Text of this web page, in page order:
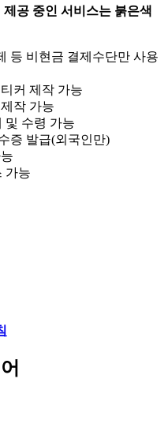
공 중인 서비스는 붉은색
등 비현금 결제수단만 사용
커 제작 가능
작 가능
및 수령 가능
증 발급(외국인만)
가능